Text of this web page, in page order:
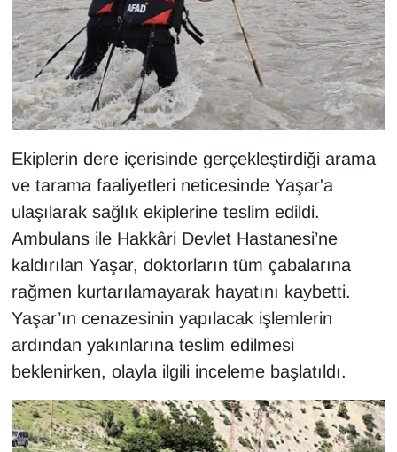
Ekiplerin dere içerisinde gerçekleştirdiği arama
ve tarama faaliyetleri neticesinde Yaşar'a
ulaşılarak sağlık ekiplerine teslim edildi.
Ambulans ile Hakkâri Devlet Hastanesi’ne
kaldırılan Yaşar, doktorların tüm çabalarına
rağmen kurtarılamayarak hayatını kaybetti.
Yaşar’ın cenazesinin yapılacak işlemlerin
ardından yakınlarına teslim edilmesi
beklenirken, olayla ilgili inceleme başlatıldı.
KURDÎ
MAGAZİN
MEDYA
POLİTİKA
Resmi İlanlar
RÖPORTAJ
SAĞLIK
Seri İlan
Sinema - TV